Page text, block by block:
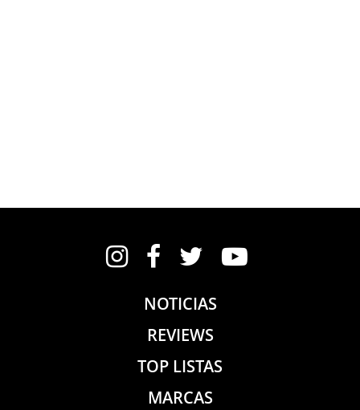
Instagram
Facebook
Twitter
NOTICIAS
REVIEWS
TOP LISTAS
MARCAS